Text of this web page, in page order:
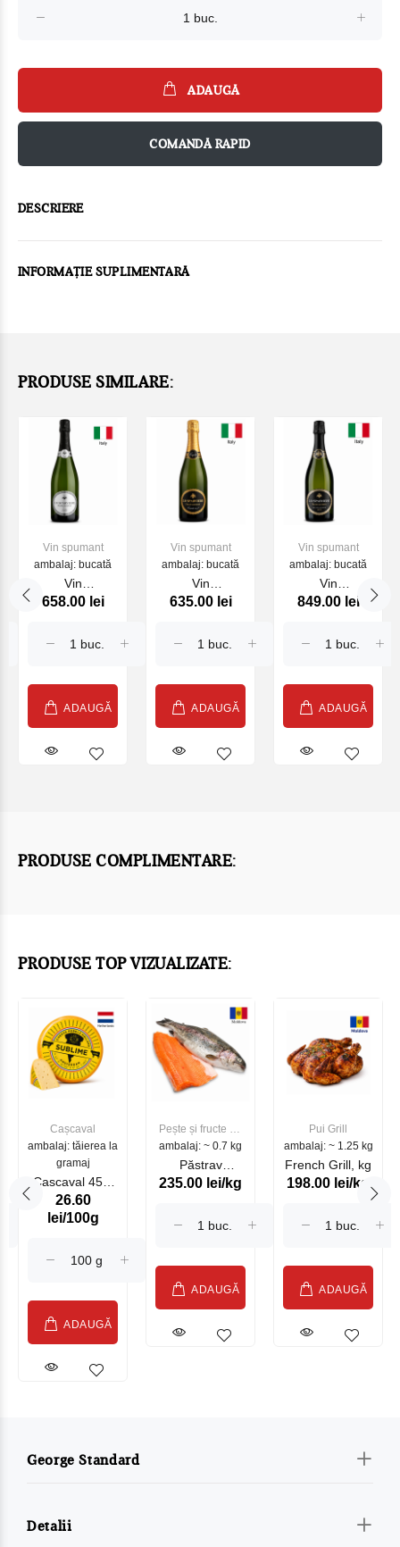
ADAUGĂ
COMANDĂ RAPID
DESCRIERE
INFORMAȚIE SUPLIMENTARĂ
PRODUSE SIMILARE:
Vin spumant
ambalaj: bucată
Vin
Franciacorta Lo
Saten, 750ml
658.00 lei
ADAUGĂ
Vin spumant
ambalaj: bucată
Vin
Franciacorta Lo
Cuvee №7,
635.00 lei
ADAUGĂ
Vin spumant
ambalaj: bucată
Vin
Franciacorta Lo
Millesimato
849.00 lei
ADAUGĂ
PRODUSE COMPLIMENTARE:
PRODUSE TOP VIZUALIZATE:
Cașcaval
ambalaj: tăierea la
gramaj
Cascaval 45%
Maasdam
Sublime Cow
26.60
lei/100g
ADAUGĂ
Pește și fructe de
mare
ambalaj: ~ 0.7 kg
Păstrav
Somonat
235.00 lei/kg
ADAUGĂ
Pui Grill
ambalaj: ~ 1.25 kg
French Grill, kg
198.00 lei/kg
ADAUGĂ
George Standard
Detalii